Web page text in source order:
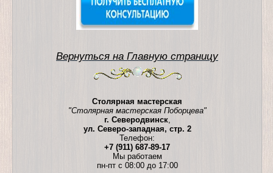
Вернуться на Главную страницу
Столярная мастерская
"Столярная мастерская Поборцева"
г. Северодвинск,
ул. Северо-западная, стр. 2
Телефон:
+7 (911) 687-89-17
Мы работаем
пн-пт с 08:00 до 17:00